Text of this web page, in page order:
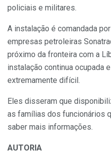
policiais e militares.
A instalação é comandada
empresas petroleiras
próximo da fronteira com a
instalação continua ocupada
extremamente difícil.
Eles disseram que
as famílias dos funcionários
saber mais informações.
AUTORIA